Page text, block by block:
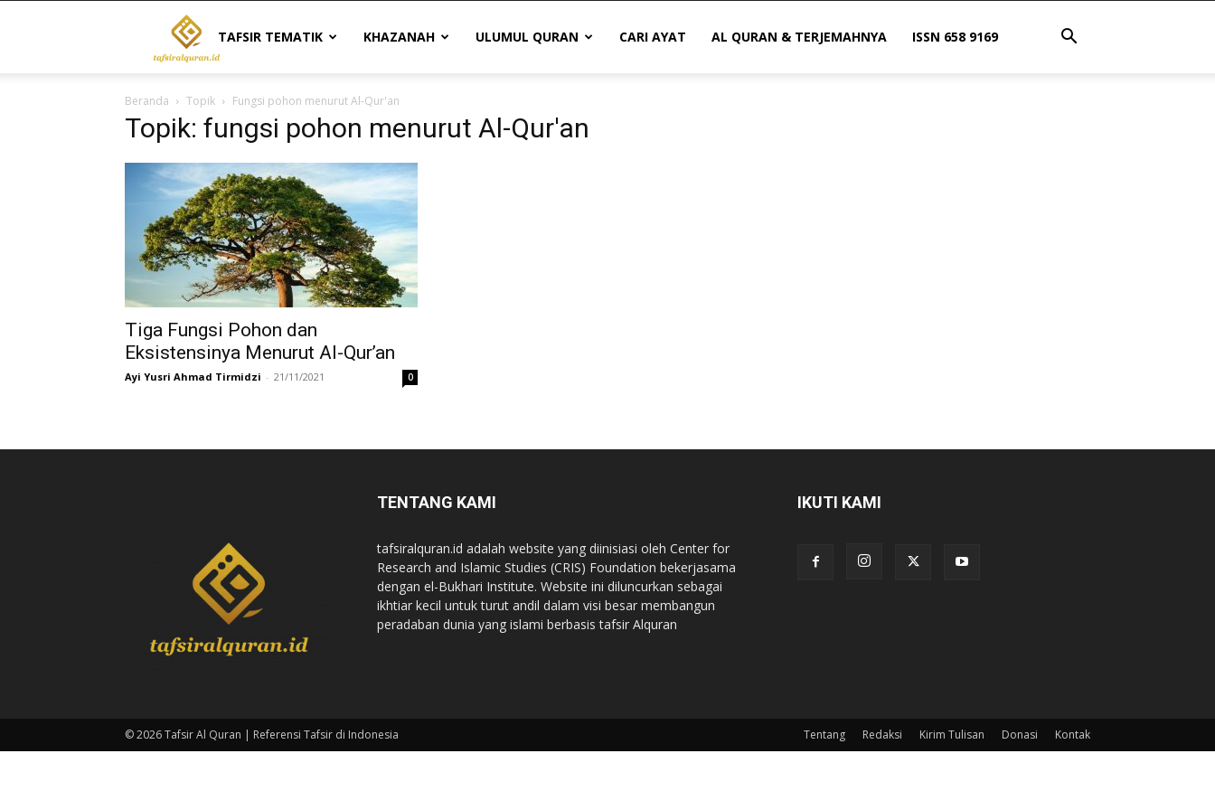
Tafsir
Al
Quran
|
Referensi
Indonesia
TAFSIR TEMATIK KHAZANAH ULUMUL QURAN CARI AYAT AL QURAN & TERJEMAHNYA ISSN 658 9169
Beranda Topik Fungsi pohon menurut Al-Qur'an
Topik: fungsi pohon menurut Al-Qur'an
Tiga Fungsi Pohon dan
Eksistensinya Menurut Al-Qur’an
Ayi Yusri Ahmad Tirmidzi - 21/11/2021 0
TENTANG KAMI
tafsiralquran.id adalah website yang diinisiasi oleh Center for
Research and Islamic Studies (CRIS) Foundation bekerjasama
dengan el-Bukhari Institute. Website ini diluncurkan sebagai
ikhtiar kecil untuk turut andil dalam visi besar membangun
peradaban dunia yang islami berbasis tafsir Alquran
IKUTI KAMI
Tentang Redaksi Kirim Tulisan Donasi Kontak
© 2026 Tafsir Al Quran | Referensi Tafsir di Indonesia